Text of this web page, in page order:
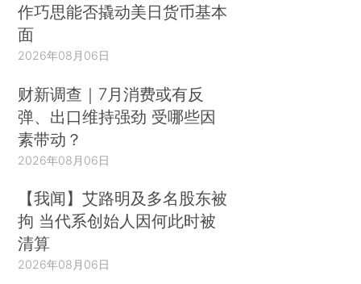
作巧思能否撬动美日货币基本
面
2026年08月06日
财新调查｜7月消费或有反
弹、出口维持强劲 受哪些因
素带动？
2026年08月06日
【我闻】艾路明及多名股东被
拘 当代系创始人因何此时被
清算
2026年08月06日